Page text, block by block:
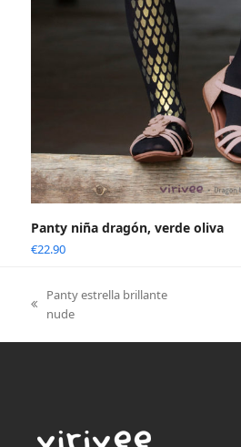
Panty niña dragón, verde oliva
€22.90
previous
Panty estrella brillante
nude